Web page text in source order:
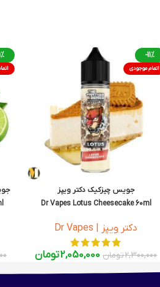
-11%
اتمام موجودی
جویس چیزکیک دکتر ویپز
Dr Vapes Lotus Cheesecake 60ml
دکتر ویپز | Dr Vapes
2,300,000تومان 2,050,000تومان